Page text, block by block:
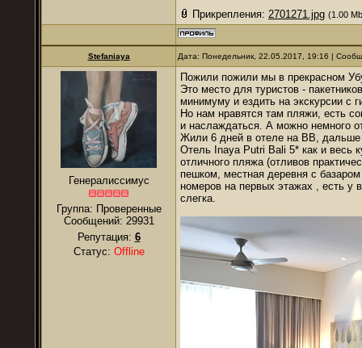
Прикрепления: 2701271.jpg (1.00
Stefaniaya Дата: Понедельник, 22.05.2017, 19:16 |
Генералиссимус
Группа: Проверенные
Сообщений: 29931
Репутация: 6
Статус: Offline
Пожили пожили мы в прекрасном
Это место для туристов -
минимуму и ездить на экскурсии с
Но нам нравятся там пляжи, есть
и наслаждаться. А можно немного
Жили 6 дней в отеле на ВВ,
Отель Inaya Putri Bali 5* как и весь
отличного пляжа (отливов
пешком, местная деревня с
номеров на первых этажах , есть у
слегка.